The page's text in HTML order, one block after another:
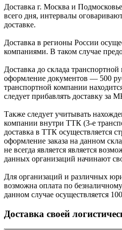
Доставка г. Москва и
всего дня, интервалы
доставке.
Доcтавка в регионы России
компаниями. В таком случае
Доставка до склада
оформление документов — 500
транспортной компании
следует прибавлять доставку
Также следует учитывать
компании внутри ТТК (3-е
доставка в ТТК осуществляется
оформление заказа на данном
не всегда является является
данных организаций начинают
Для организаций и различных
возможна оплата по безналичному
данном случае осуществляется
Доставка своей